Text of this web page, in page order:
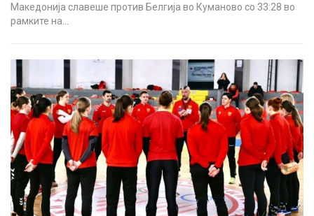
Македонија славеше против Белгија во Куманово со 33:28 во
рамките на…